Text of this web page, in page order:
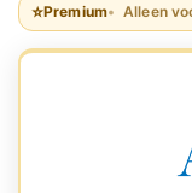
⭐Premium Alleen